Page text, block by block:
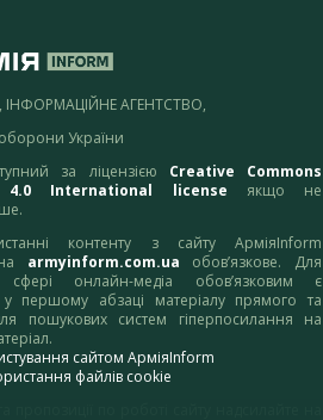
ІНФОРМАЦІЙНЕ АГЕНТСТВО,
оборони України
за ліцензією Creative Commons
International license якщо не
контенту з сайту АрміяInform
armyinform.com.ua обов’язкове. Для
сфері онлайн-медіа обов’язковим є
першому абзаці матеріалу прямого та
пошукових систем гіперпосилання на
сайтом АрміяInform
файлів cookie